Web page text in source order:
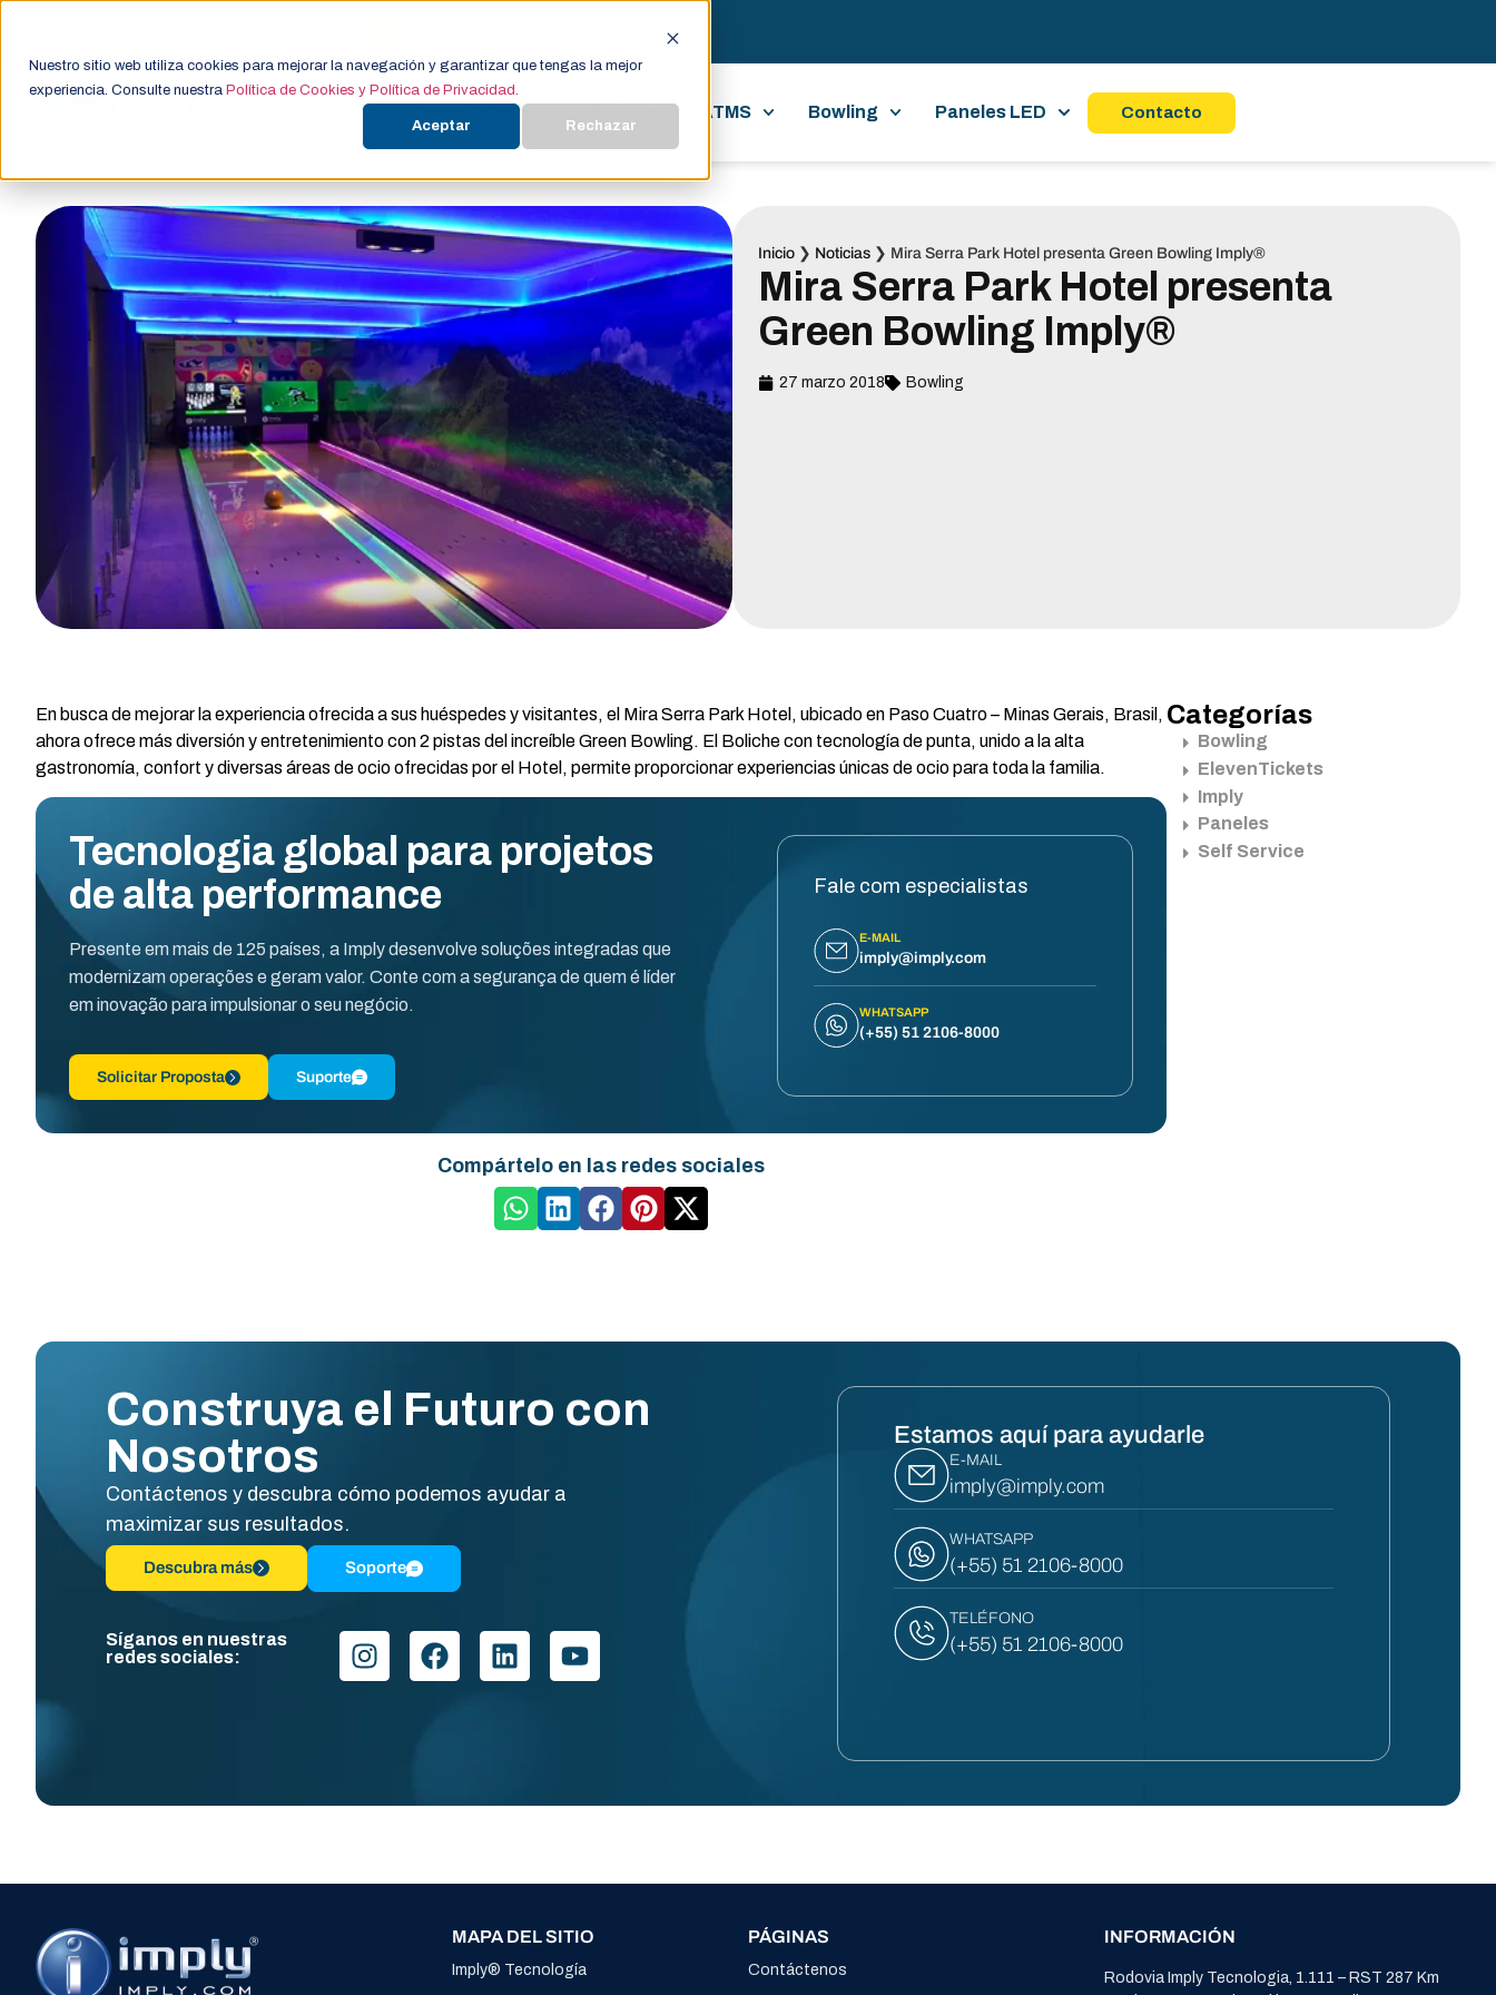
Nuestro sitio web utiliza cookies para mejorar la navegación y garantizar que tengas la mejor
experiencia. Consulte nuestra Política de Cookies y Política de Privacidad.
Aceptar Rechazar
ElevenTickets Self Service ATMS Bowling Paneles LED Contacto
Inicio❯ Noticias❯ Mira Serra Park Hotel presenta Green Bowling Imply®
Mira Serra Park Hotel presenta
Green Bowling Imply®
27 marzo 2018 Bowling
En busca de mejorar la experiencia ofrecida a sus huéspedes y visitantes, el Mira Serra Park Hotel, ubicado en Paso Cuatro – Minas Gerais, Brasil,
ahora ofrece más diversión y entretenimiento con 2 pistas del increíble Green Bowling. El Boliche con tecnología de punta, unido a la alta
gastronomía, confort y diversas áreas de ocio ofrecidas por el Hotel, permite proporcionar experiencias únicas de ocio para toda la familia.
Tecnologia global para projetos
de alta performance
Presente em mais de 125 países, a Imply desenvolve soluções integradas que
modernizam operações e geram valor. Conte com a segurança de quem é líder
em inovação para impulsionar o seu negócio.
Solicitar Proposta Suporte
Fale com especialistas
E-MAIL
imply@imply.com
WHATSAPP
(+55) 51 2106-8000
Compártelo en las redes sociales
Categorías
Bowling
ElevenTickets
Imply
Paneles
Self Service
Construya el Futuro con
Nosotros
Contáctenos y descubra cómo podemos ayudar a
maximizar sus resultados.
Descubra más Soporte
Síganos en nuestras
redes sociales:
Estamos aquí para ayudarle
E-MAIL
imply@imply.com
WHATSAPP
(+55) 51 2106-8000
TELÉFONO
(+55) 51 2106-8000
MAPA DEL SITIO
Imply® Tecnología
PÁGINAS
Contáctenos
INFORMACIÓN
Rodovia Imply Tecnologia, 1.111 – RST 287 Km